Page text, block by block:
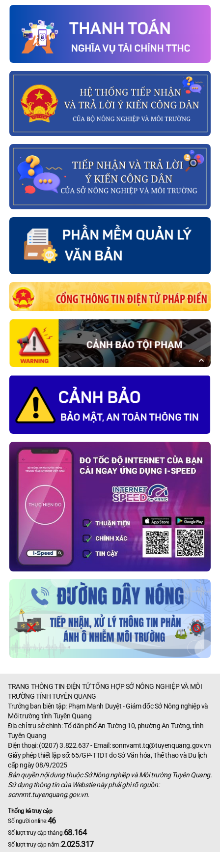
TRANG THÔNG TIN ĐIỆN TỬ TỔNG HỢP SỞ NÔNG NGHIỆP VÀ MÔI
TRƯỜNG TỈNH TUYÊN QUANG
Trưởng ban biên tập: Phạm Mạnh Duyệt - Giám đốc Sở Nông nghiệp và
Môi trường tỉnh Tuyên Quang
Địa chỉ trụ sở chính: Tổ dân phố An Tường 10, phường An Tường, tỉnh
Tuyên Quang
Điện thoại: (0207) 3.822.637 - Email:sonnvamt.tq@tuyenquang.gov.vn
Giấy phép thiết lập số: 65/GP-TTĐT do Sở Văn hóa, Thể thao và Du lịch
cấp ngày 08/9/2025
Bản quyền nội dung thuộc Sở Nông nghiệp và Môi trường Tuyên Quang.
Sử dụng thông tin của Webstie này phải ghi rõ nguồn:
sonnmt.tuyenquang.gov.vn.
Thống kê truy cập
Số người online:46
Số lượt truy cập tháng:68.164
Số lượt truy cập năm:2.025.317